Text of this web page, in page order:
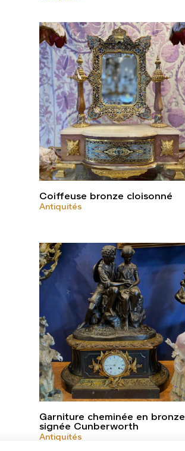
Coiffeuse bronze cloisonné
Antiquités
Garniture cheminée en bronze
signée Cunberworth
Antiquités